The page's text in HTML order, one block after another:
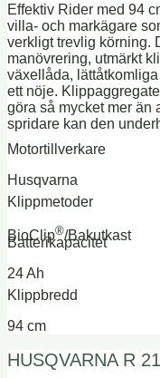
Effektiv Rider med 94
villa- och markägare
verkligt trevlig körning.
manövrering, utmärkt
växellåda,
ett nöje.
göra så mycket mer än
spridare kan den
Motortillverkare
Husqvarna
Klippmetoder
BioClip®/Bakutkast
Batterikapacitet
24 Ah
Klippbredd
94 cm
HUSQVARNA R